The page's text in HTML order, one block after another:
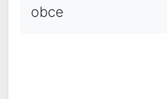
obce